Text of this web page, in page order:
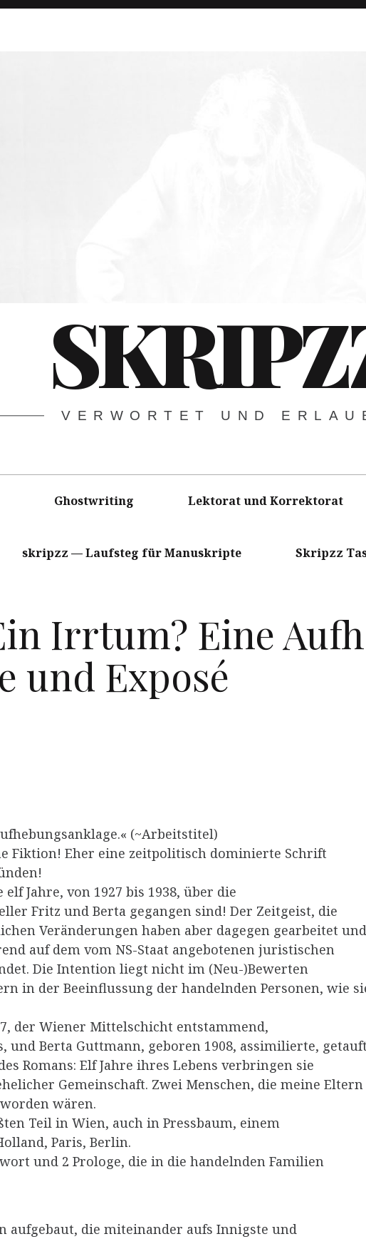
VERWORTET UND
Ghostwriting Lektorat und Korrektorat
skripzz — Laufsteg für Manuskripte Skripzz
Irrtum? Eine
und Exposé
(~Arbeitstitel)
Fiktion! Eher eine zeitpolitisch dominierte Schrift
Jahre, von 1927 bis 1938, über die
Fritz und Berta gegangen sind! Der Zeitgeist, die
Veränderungen haben aber dagegen gearbeitet und
auf dem vom NS-Staat angebotenen juristischen
Die Intention liegt nicht im (Neu-)Bewerten
in der Beeinflussung der handelnden Personen, wie
der Wiener Mittelschicht entstammend,
Berta Guttmann, geboren 1908, assimilierte,
Romans: Elf Jahre ihres Lebens verbringen sie
Gemeinschaft. Zwei Menschen, die meine Eltern
wären.
Teil in Wien, auch in Pressbaum, einem
Paris, Berlin.
und 2 Prologe, die in die handelnden Familien
aufgebaut, die miteinander aufs Innigste und